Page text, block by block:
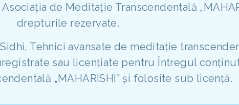
de Meditație Transcendentală
drepturile rezervate.
Tehnici avansate de meditație
sau licențiate pentru Întregul
„MAHARISHI" și folosite sub licență.